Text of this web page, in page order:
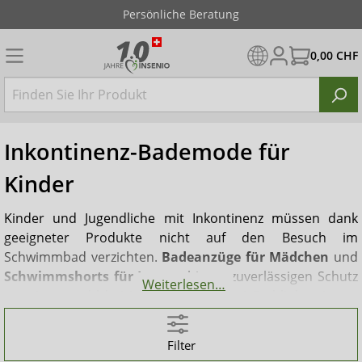
Persönliche Beratung
0,00 CHF
Inkontinenz-Bademode für
Kinder
Kinder und Jugendliche mit Inkontinenz müssen dank
geeigneter Produkte nicht auf den Besuch im
Schwimmbad verzichten. Badeanzüge für Mädchen und
Schwimmshorts für Jungen bieten zuverlässigen Schutz
– meist sowohl bei Harn- als auch bei Stuhlinkontinenz.
Die Produkte sind in verschiedenen Größen und Designs
erhältlich und unterscheiden sich optisch kaum von
herkömmlicher Bademode. In vielen Modellen der
Weiterlesen…
Filter